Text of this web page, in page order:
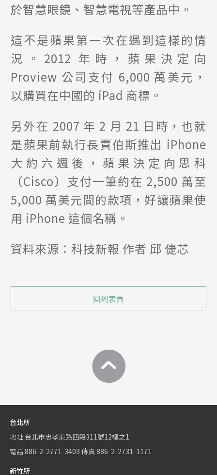
於智慧眼鏡、智慧電視等產品中。
這不是蘋果第一次在遇到這樣的情
況。2012 年時，蘋果決定向
Proview 公司支付 6,000 萬美元，
以購買在中國的 iPad 商標。
另外在 2007 年 2 月 21 日時，也就
是蘋果前執行長賈伯斯推出 iPhone
大約六週後，蘋果決定向思科
（Cisco）支付一筆約在 2,500 萬至
5,000 萬美元間的款項，好讓蘋果使
用 iPhone 這個名稱。
資料來源：科技新報 作者 邱 倢芯
回列表頁
台北所
地址 台北市忠孝東路四段311號12樓之1
電話886-2-2771-3403 傳真 886-2-2731-1171
新竹所